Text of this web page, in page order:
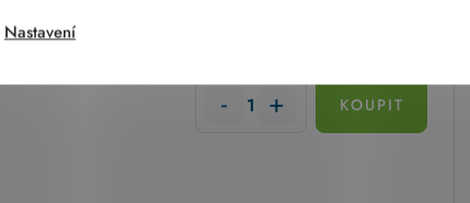
Nastavení